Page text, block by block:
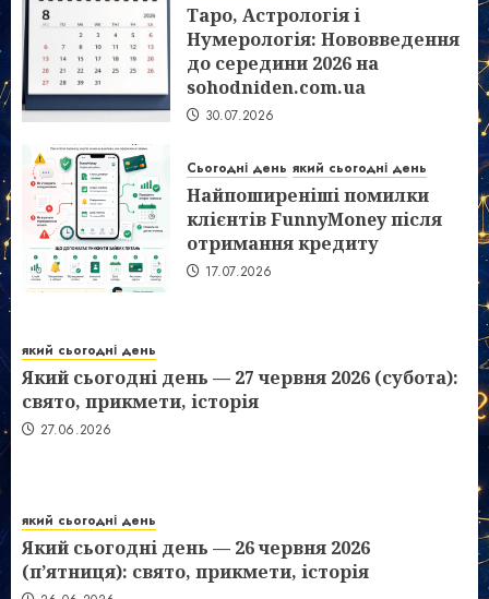
Таро, Астрологія і
Нумерологія: Нововведення
до середини 2026 на
sohodniden.com.ua
30.07.2026
Сьогодні день який сьогодні день
Найпоширеніші помилки
клієнтів FunnyMoney після
отримання кредиту
17.07.2026
який сьогодні день
Який сьогодні день — 27 червня 2026 (субота):
свято, прикмети, історія
27.06.2026
який сьогодні день
Який сьогодні день — 26 червня 2026
(п’ятниця): свято, прикмети, історія